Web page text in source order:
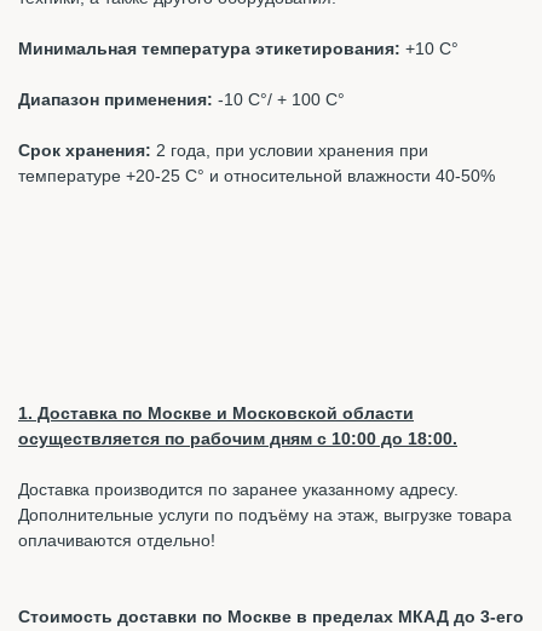
Минимальная температура этикетирования: +10 С°
Диапазон применения: -10 С°/ + 100 С°
Срок хранения: 2 года, при условии хранения при
температуре +20-25 С° и относительной влажности 40-50%
1. Доставка по Москве и Московской области
осуществляется по рабочим дням с 10:00 до 18:00.
Доставка производится по заранее указанному адресу.
Дополнительные услуги по подъёму на этаж, выгрузке товара
оплачиваются отдельно!
Стоимость доставки по Москве в пределах МКАД до 3-его